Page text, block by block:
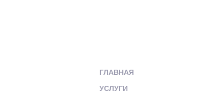
ГЛАВНАЯ
УСЛУГИ